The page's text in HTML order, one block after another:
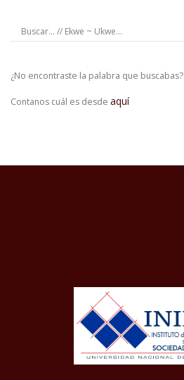
¿No encontraste la palabra que buscabas?
Contanos cuál es desde aquí